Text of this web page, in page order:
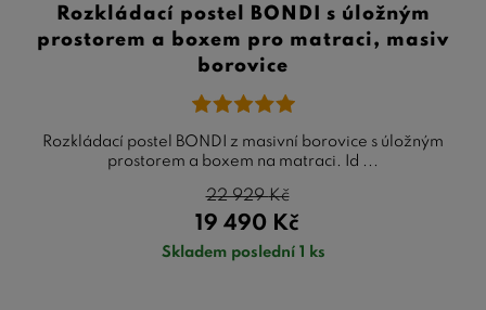
Rozkládací postel BONDI s úložným
prostorem a boxem pro matraci, masiv
borovice
Rozkládací postel BONDI z masivní borovice s úložným
prostorem a boxem na matraci. Id ...
19 490 Kč
22 929Kč
Skladem poslední 1 ks